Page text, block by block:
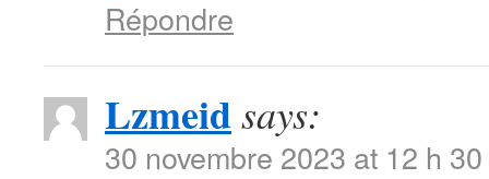
Répondre
Lzmeidsays:
30 novembre 2023 at 12 h